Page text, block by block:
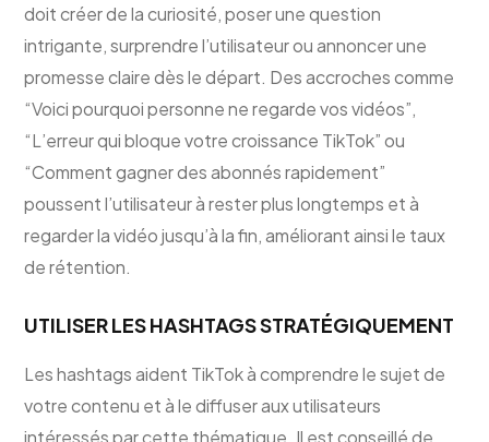
doit créer de la curiosité, poser une question
intrigante, surprendre l’utilisateur ou annoncer une
promesse claire dès le départ. Des accroches comme
“Voici pourquoi personne ne regarde vos vidéos”,
“L’erreur qui bloque votre croissance TikTok” ou
“Comment gagner des abonnés rapidement”
poussent l’utilisateur à rester plus longtemps et à
regarder la vidéo jusqu’à la fin, améliorant ainsi le taux
de rétention.
UTILISER LES HASHTAGS STRATÉGIQUEMENT
Les hashtags aident TikTok à comprendre le sujet de
votre contenu et à le diffuser aux utilisateurs
intéressés par cette thématique. Il est conseillé de